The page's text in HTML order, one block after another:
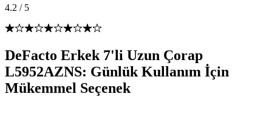
4.2 / 5
DeFacto Erkek 7'li Uzun Çorap
L5952AZNS: Günlük Kullanım İçin
Mükemmel Seçenek